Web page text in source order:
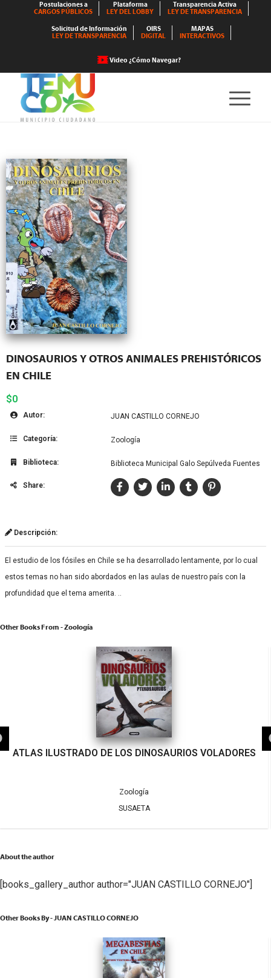
Postulaciones a
CARGOS PÚBLICOS
Plataforma
LEY DEL LOBBY
Transparencia Activa
LEY DE TRANSPARENCIA
Solicitud de Información
LEY DE TRANSPARENCIA
OIRS
DIGITAL
MAPAS
INTERACTIVOS
Video ¿Cómo Navegar?
DINOSAURIOS Y OTROS ANIMALES PREHISTÓRICOS
EN CHILE
$0
Autor: JUAN CASTILLO CORNEJO
Categoría: Zoología
Biblioteca: Biblioteca Municipal Galo Sepúlveda Fuentes
Share:
Descripción:
El estudio de los fósiles en Chile se ha desarrollado lentamente, por lo cual
estos temas no han sido abordados en las aulas de nuestro país con la
profundidad que el tema amerita. ..
Other Books From - Zoología
ATLAS ILUSTRADO DE LOS DINOSAURIOS VOLADORES
Zoología
SUSAETA
About the author
[books_gallery_author author="JUAN CASTILLO CORNEJO"]
Other Books By - JUAN CASTILLO CORNEJO